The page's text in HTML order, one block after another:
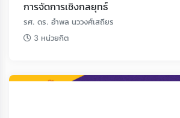
การจัดการเชิงกลยุทธ์
รศ. ดร. อำพล นววงศ์เสถียร
3 หน่วยกิต